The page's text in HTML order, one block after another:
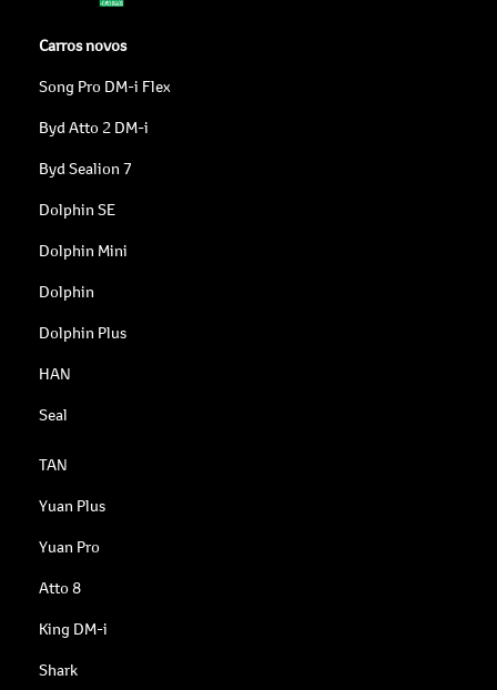
Carros novos
Song Pro DM-i Flex
Byd Atto 2 DM-i
Byd Sealion 7
Dolphin SE
Dolphin Mini
Dolphin
Dolphin Plus
HAN
Seal
TAN
Yuan Plus
Yuan Pro
Atto 8
King DM-i
Shark